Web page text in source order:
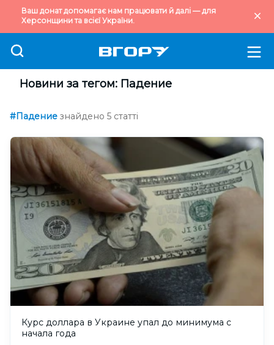
Ваш донат допомагає нам працювати й далі — для
Херсонщини та всієї України.
Новини за тегом: Падение
#Падение знайдено 5 статті
Курс доллара в Украине упал до минимума с
начала года